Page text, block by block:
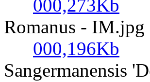
000,273Kb
Romanus - IM.jpg
000,196Kb
Sangermanensis